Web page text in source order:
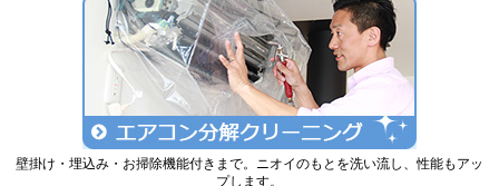
壁掛け・埋込み・お掃除機能付きまで。ニオイのもとを洗い流し、性能もアッ
プします。